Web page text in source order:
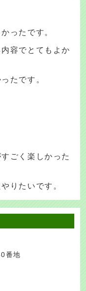
ったです。
容でとてもよか
たです。
ごく楽しかった
りたいです。
番地